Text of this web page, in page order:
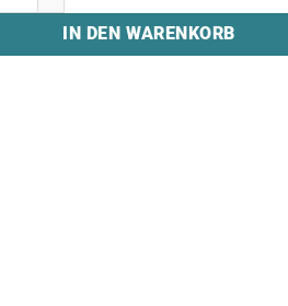
IN DEN WARENKORB